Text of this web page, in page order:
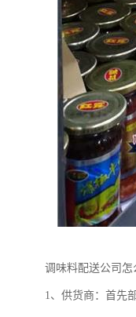
调味料配送公司怎
1、供货商：首先